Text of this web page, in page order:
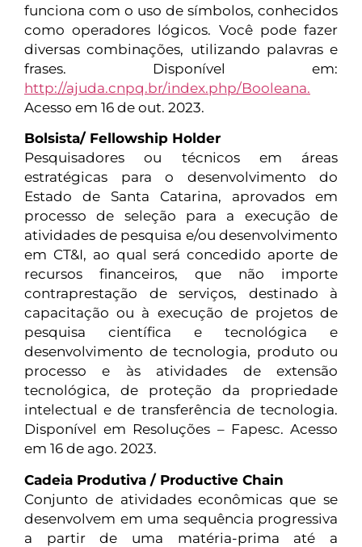
funciona com o uso de símbolos, conhecidos
como operadores lógicos. Você pode fazer
diversas combinações, utilizando palavras e
frases. Disponível em:
http://ajuda.cnpq.br/index.php/Booleana.
Acesso em 16 de out. 2023.
Bolsista/ Fellowship Holder
Pesquisadores ou técnicos em áreas
estratégicas para o desenvolvimento do
Estado de Santa Catarina, aprovados em
processo de seleção para a execução de
atividades de pesquisa e/ou desenvolvimento
em CT&I, ao qual será concedido aporte de
recursos financeiros, que não importe
contraprestação de serviços, destinado à
capacitação ou à execução de projetos de
pesquisa científica e tecnológica e
desenvolvimento de tecnologia, produto ou
processo e às atividades de extensão
tecnológica, de proteção da propriedade
intelectual e de transferência de tecnologia.
Disponível em Resoluções – Fapesc. Acesso
em 16 de ago. 2023.
Cadeia Produtiva / Productive Chain
Conjunto de atividades econômicas que se
desenvolvem em uma sequência progressiva
a partir de uma matéria-prima até a